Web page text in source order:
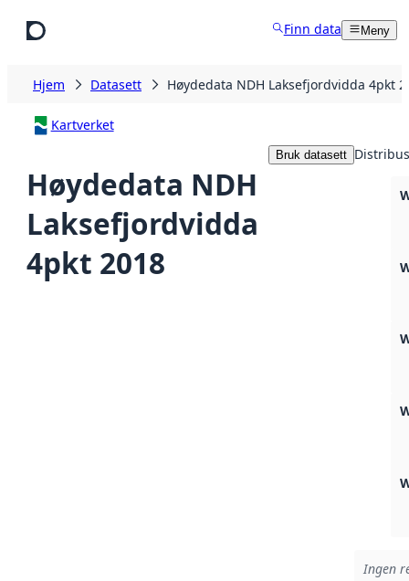
Finn data Meny
Hjem Datasett Høydedata NDH Laksefjordvidda 4pkt
Kartverket
Høydedata NDH
Laksefjordvidda
4pkt 2018
Bruk datasett
Ingen